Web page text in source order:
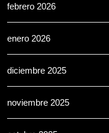
febrero 2026
enero 2026
diciembre 2025
noviembre 2025